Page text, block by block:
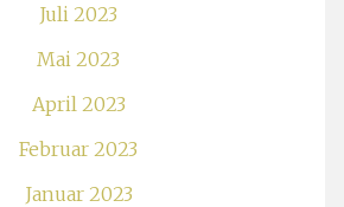
Juli 2023
Mai 2023
April 2023
Februar 2023
Januar 2023